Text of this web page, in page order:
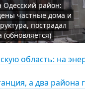
Одесский район:
частные дома и
пострадал
область: на
а два района